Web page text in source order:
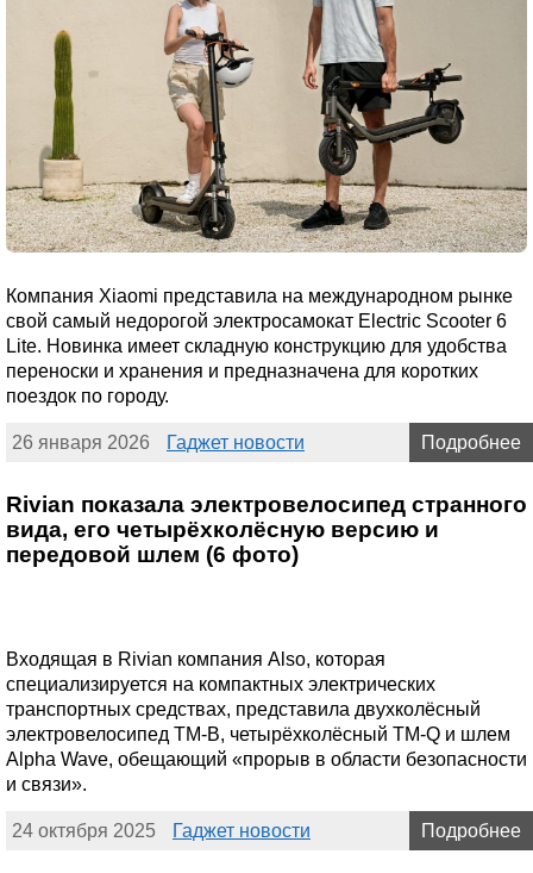
Компания Xiaomi представила на международном рынке
свой самый недорогой электросамокат Electric Scooter 6
Lite. Новинка имеет складную конструкцию для удобства
переноски и хранения и предназначена для коротких
поездок по городу.
26 января 2026 Гаджет новости Подробнее
Rivian показала электровелосипед странного
вида, его четырёхколёсную версию и
передовой шлем (6 фото)
Входящая в Rivian компания Also, которая
специализируется на компактных электрических
транспортных средствах, представила двухколёсный
электровелосипед TM-B, четырёхколёсный TM-Q и шлем
Alpha Wave, обещающий «прорыв в области безопасности
и связи».
24 октября 2025 Гаджет новости Подробнее